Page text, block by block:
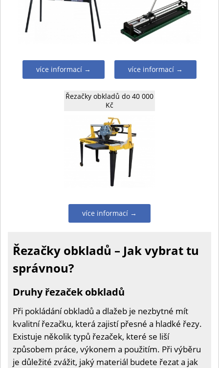
více informací → více informací →
Řezačky obkladů do 40 000
Kč
více informací →
Řezačky obkladů – Jak vybrat tu
správnou?
Druhy řezaček obkladů
Při pokládání obkladů a dlažeb je nezbytné mít
kvalitní řezačku, která zajistí přesné a hladké řezy.
Existuje několik typů řezaček, které se liší
způsobem práce, výkonem a použitím. Při výběru
je důležité zvážit, jaký materiál budete řezat a jak